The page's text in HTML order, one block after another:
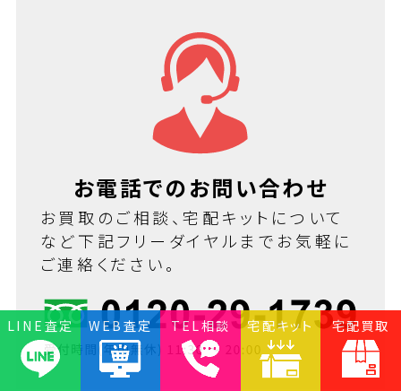
お電話でのお問い合わせ
お買取のご相談、宅配キットについて
など下記フリーダイヤルまでお気軽に
ご連絡ください。
LINE査定 WEB査定 TEL相談 宅配キット 宅配買取